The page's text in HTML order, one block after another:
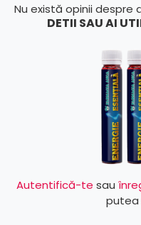
Nu există opinii
DETII SAU AI
Autentifică-te sau
putea